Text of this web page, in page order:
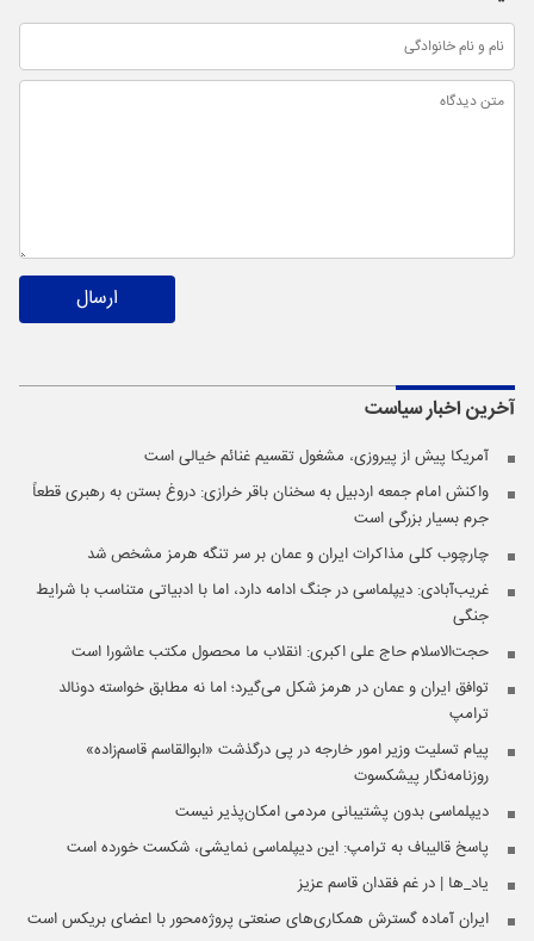
ارسال
آخرین اخبارسیاست
آمریکا پیش از پیروزی، مشغول تقسیم غنائم خیالی است
واکنش امام جمعه اردبیل به سخنان باقر خرازی: دروغ بستن به رهبری قطعاً
جرم بسیار بزرگی است
چارچوب کلی مذاکرات ایران و عمان بر سر تنگه هرمز مشخص شد
غریب‌آبادی: دیپلماسی در جنگ ادامه دارد، اما با ادبیاتی متناسب با شرایط
جنگی
حجت‌الاسلام حاج علی اکبری: انقلاب ما محصول مکتب عاشورا است
توافق ایران و عمان در هرمز شکل می‌گیرد؛ اما نه مطابق خواسته دونالد
ترامپ
پیام تسلیت وزیر امور خارجه در پی درگذشت «ابوالقاسم قاسم‌زاده»
روزنامه‌نگار پیشکسوت
دیپلماسی بدون پشتیبانی مردمی امکان‌پذیر نیست
پاسخ قالیباف به ترامپ: این دیپلماسی نمایشی، شکست خورده است
یاد_ها | در غم فقدان قاسم عزیز
ایران آماده گسترش همکاری‌های صنعتی پروژه‌محور با اعضای بریکس است